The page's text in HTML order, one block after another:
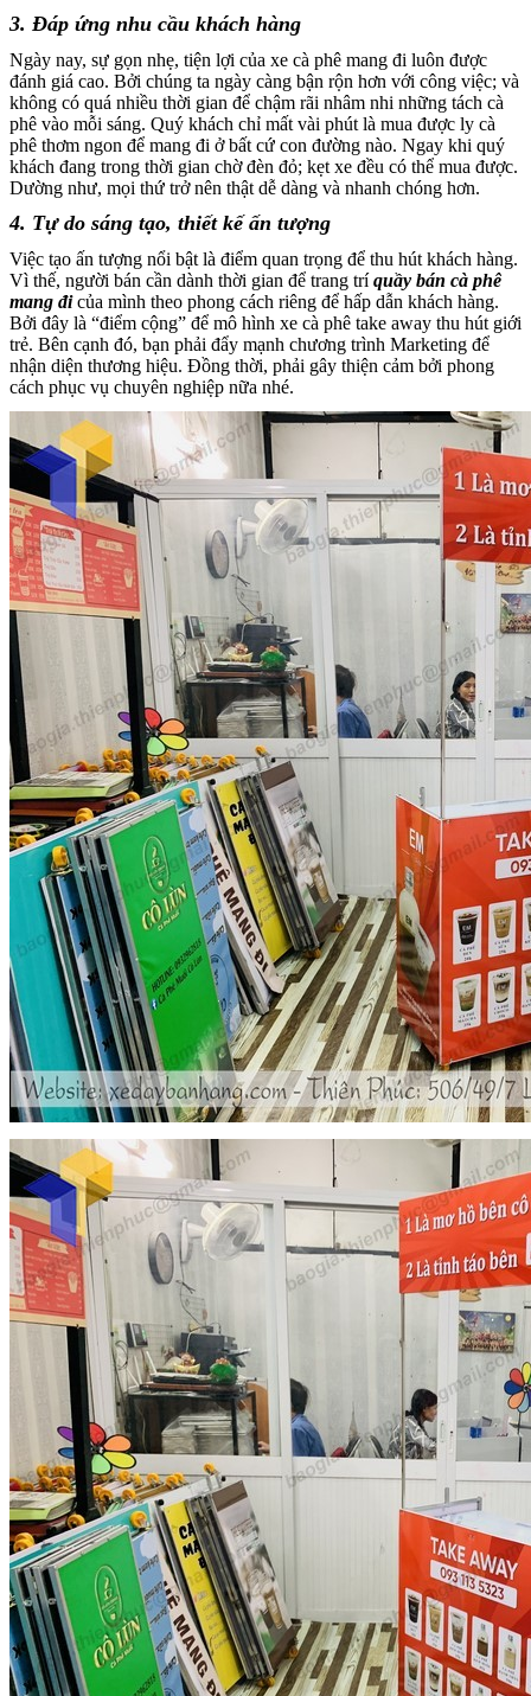
3. Đáp ứng nhu cầu khách hàng
Ngày nay, sự gọn nhẹ, tiện lợi của xe cà phê mang đi luôn được
đánh giá cao. Bởi chúng ta ngày càng bận rộn hơn với công việc; và
không có quá nhiều thời gian để chậm rãi nhâm nhi những tách cà
phê vào mỗi sáng. Quý khách chỉ mất vài phút là mua được ly cà
phê thơm ngon để mang đi ở bất cứ con đường nào. Ngay khi quý
khách đang trong thời gian chờ đèn đỏ; kẹt xe đều có thể mua được.
Dường như, mọi thứ trở nên thật dễ dàng và nhanh chóng hơn.
4. Tự do sáng tạo, thiết kế ấn tượng
Việc tạo ấn tượng nổi bật là điểm quan trọng để thu hút khách hàng.
Vì thế, người bán cần dành thời gian để trang tríquầy bán cà phê
mang đicủa mình theo phong cách riêng để hấp dẫn khách hàng.
Bởi đây là “điểm cộng” để mô hình xe cà phê take away thu hút giới
trẻ. Bên cạnh đó, bạn phải đẩy mạnh chương trình Marketing để
nhận diện thương hiệu. Đồng thời, phải gây thiện cảm bởi phong
cách phục vụ chuyên nghiệp nữa nhé.